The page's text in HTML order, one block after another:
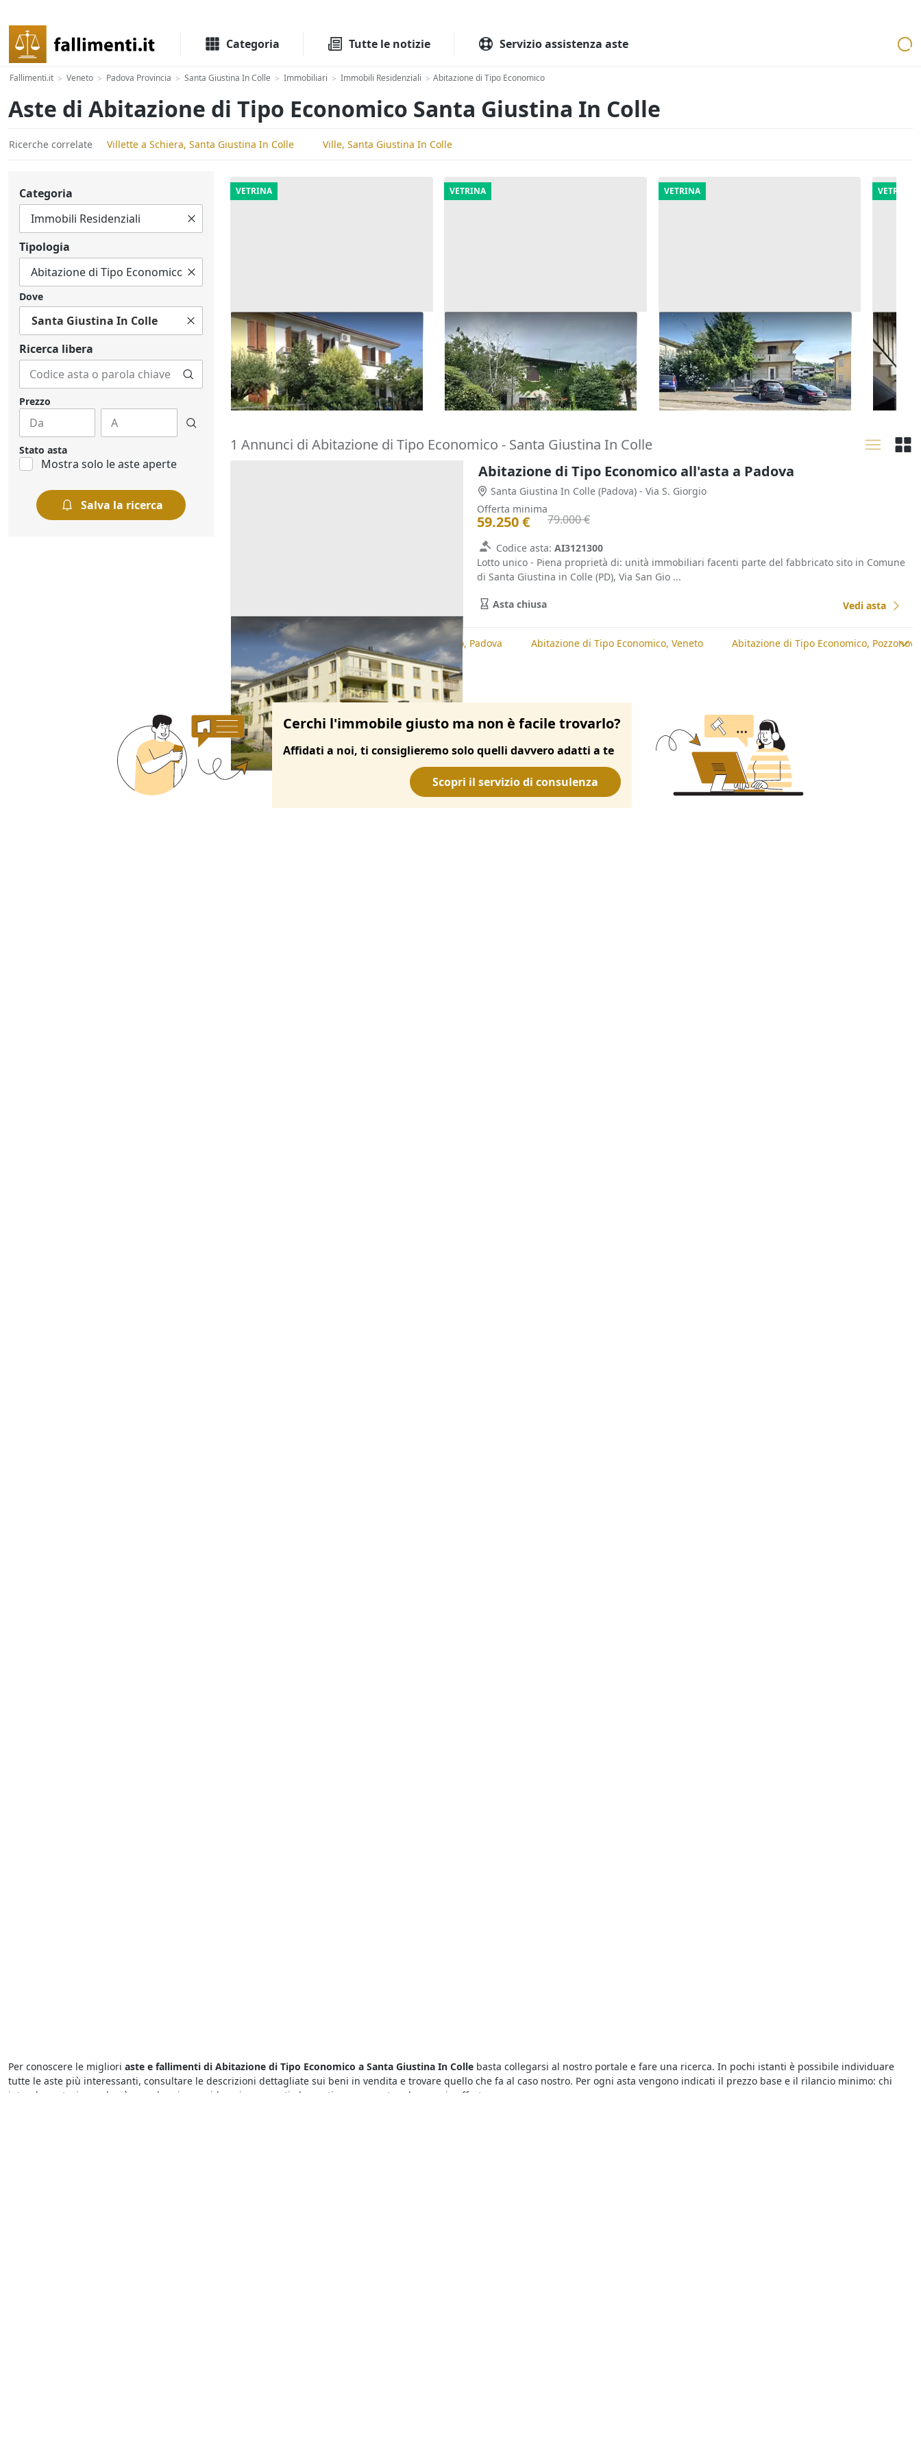
Categoria Tutte le notizie Servizio assistenza aste
Fallimenti.it > Veneto > Padova Provincia > Santa Giustina In Colle > Immobiliari > Immobili Residenziali > Abitazione di Tipo Economico
Aste di Abitazione di Tipo Economico Santa Giustina In Colle
Ricerche correlate Villette a Schiera, Santa Giustina In Colle Ville, Santa Giustina In Colle
Categoria
Tipologia
Dove
Santa Giustina In Colle
Ricerca libera
Prezzo
Stato asta
Mostra solo le aste aperte
Salva la ricerca
VETRINA
Asta Abitazione cielo terra con
cortile e cantina
Montegrotto Terme (Padova)
195.000 €
20/10/2026
VETRINA
Asta Quota indivisa di 7/16 di
villetta bifamiliare con
autorimessa e area scoperta
Bassano del Grappa (Vicenza)
107.625 €
19/10/2026
VETRINA
Asta Casa indipendente con corte
pertinenziale
Barbarano Mossano (Vicenza)
180.000 €
22/10/2026
VETRINA
Asta
17/
1 Annunci di Abitazione di Tipo Economico - Santa Giustina In Colle
Abitazione di Tipo Economico all'asta a Padova
Santa Giustina In Colle (Padova) - Via S. Giorgio
Offerta minima
59.250 € 79.000 €
Codice asta: AI3121300
Lotto unico - Piena proprietà di: unità immobiliari facenti parte del fabbricato sito in Comune
di Santa Giustina in Colle (PD), Via San Gio ...
Asta chiusa Vedi asta
Ricerche correlate Abitazione di Tipo Economico, Padova Abitazione di Tipo Economico, Veneto Abitazione di Tipo Economico, Pozzonovo
Cerchi l'immobile giusto ma non è facile trovarlo?
Affidati a noi, ti consiglieremo solo quelli davvero adatti a te
Scopri il servizio di consulenza
Per conoscere le migliori aste e fallimenti di Abitazione di Tipo Economico a Santa Giustina In Colle basta collegarsi al nostro portale e fare una ricerca. In pochi istanti è possibile individuare
tutte le aste più interessanti, consultare le descrizioni dettagliate sui beni in vendita e trovare quello che fa al caso nostro. Per ogni asta vengono indicati il prezzo base e il rilancio minimo: chi
intende partecipare dovrà prendere in considerazione questi elementi per presentare la propria offerta.